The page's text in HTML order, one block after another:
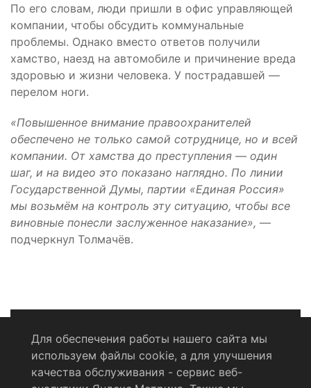
По его словам, люди пришли в офис управляющей
компании, чтобы обсудить коммунальные
проблемы. Однако вместо ответов получили
хамство, наезд на автомобиле и причинение вреда
здоровью и жизни человека. У пострадавшей —
перелом ноги.
«Повышенное внимание правоохранителей
обеспечено не только самой сотруднице, но и всей
компании. От хамства до преступления — один
шаг, и на видео это показано наглядно. По линии
Государственной Думы, партии «Единая Россия»
мы возьмëм на контроль эту ситуацию, чтобы все
виновные понесли заслуженное наказание», —
подчеркнул Толмачëв.
Политика конфиденциальности
Для обеспечения работы нашего сайта мы
используем файлы cookie, а для улучшения
качества обслуживания - сервис веб-